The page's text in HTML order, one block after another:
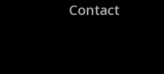
Contact